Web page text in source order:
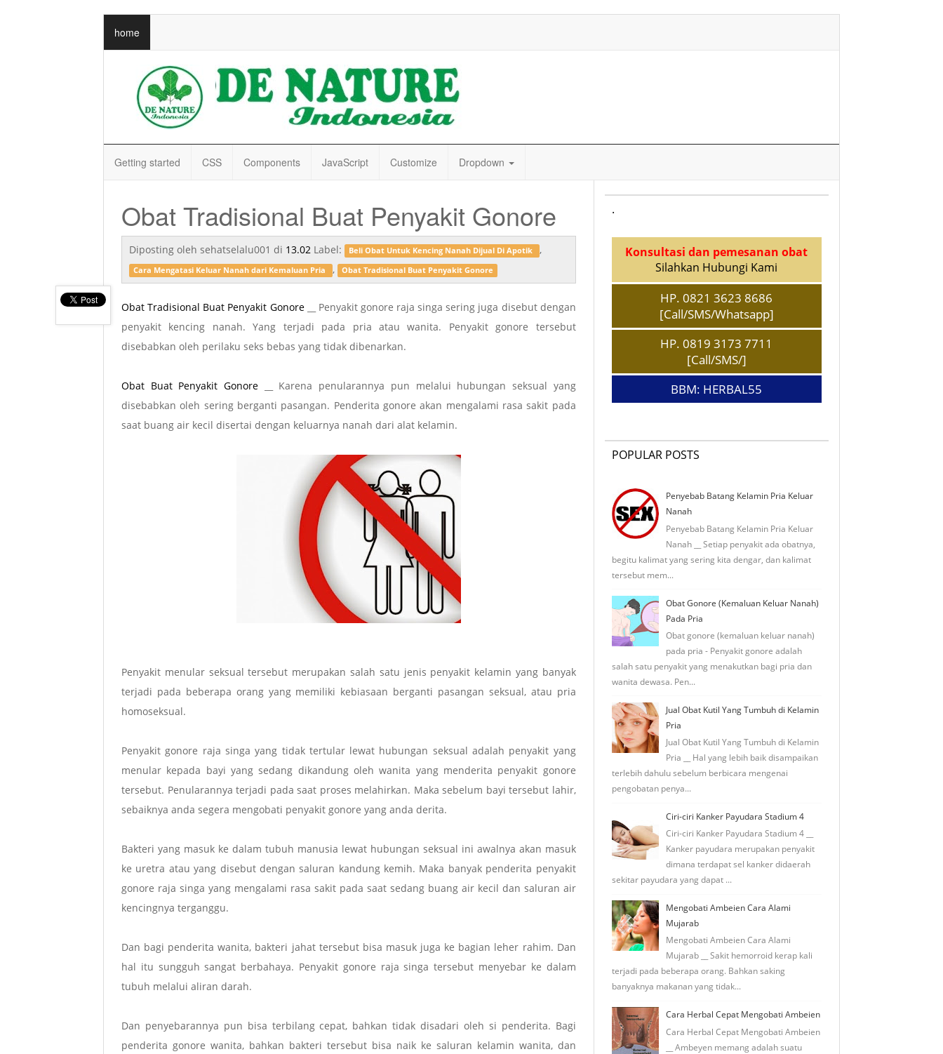
home
Getting started CSS Components JavaScript Customize Dropdown
Obat Tradisional Buat Penyakit Gonore
Diposting oleh sehatselalu001 di 13.02 Label: Beli Obat Untuk Kencing Nanah Dijual Di Apotik ,
Cara Mengatasi Keluar Nanah dari Kemaluan Pria , Obat Tradisional Buat Penyakit Gonore
Obat Tradisional Buat Penyakit Gonore__ Penyakit gonore raja singa sering juga disebut dengan
penyakit kencing nanah. Yang terjadi pada pria atau wanita. Penyakit gonore tersebut
disebabkan oleh perilaku seks bebas yang tidak dibenarkan.
Obat Buat Penyakit Gonore __ Karena penularannya pun melalui hubungan seksual yang
disebabkan oleh sering berganti pasangan. Penderita gonore akan mengalami rasa sakit pada
saat buang air kecil disertai dengan keluarnya nanah dari alat kelamin.
Penyakit menular seksual tersebut merupakan salah satu jenis penyakit kelamin yang banyak
terjadi pada beberapa orang yang memiliki kebiasaan berganti pasangan seksual, atau pria
homoseksual.
Penyakit gonore raja singa yang tidak tertular lewat hubungan seksual adalah penyakit yang
menular kepada bayi yang sedang dikandung oleh wanita yang menderita penyakit gonore
tersebut. Penularannya terjadi pada saat proses melahirkan. Maka sebelum bayi tersebut lahir,
sebaiknya anda segera mengobati penyakit gonore yang anda derita.
Bakteri yang masuk ke dalam tubuh manusia lewat hubungan seksual ini awalnya akan masuk
ke uretra atau yang disebut dengan saluran kandung kemih. Maka banyak penderita penyakit
gonore raja singa yang mengalami rasa sakit pada saat sedang buang air kecil dan saluran air
kencingnya terganggu.
Dan bagi penderita wanita, bakteri jahat tersebut bisa masuk juga ke bagian leher rahim. Dan
hal itu sungguh sangat berbahaya. Penyakit gonore raja singa tersebut menyebar ke dalam
tubuh melalui aliran darah.
Dan penyebarannya pun bisa terbilang cepat, bahkan tidak disadari oleh si penderita. Bagi
penderita gonore wanita, bahkan bakteri tersebut bisa naik ke saluran kelamin wanita, dan
.
Konsultasi dan pemesanan obat
Silahkan Hubungi Kami
HP. 0821 3623 8686
[Call/SMS/Whatsapp]
HP. 0819 3173 7711
[Call/SMS/]
BBM: HERBAL55
POPULAR POSTS
Penyebab Batang Kelamin Pria Keluar
Nanah
Penyebab Batang Kelamin Pria Keluar
Nanah __ Setiap penyakit ada obatnya,
begitu kalimat yang sering kita dengar, dan kalimat
tersebut mem...
Obat Gonore (Kemaluan Keluar Nanah)
Pada Pria
Obat gonore (kemaluan keluar nanah)
pada pria - Penyakit gonore adalah
salah satu penyakit yang menakutkan bagi pria dan
wanita dewasa. Pen...
Jual Obat Kutil Yang Tumbuh di Kelamin
Pria
Jual Obat Kutil Yang Tumbuh di Kelamin
Pria __ Hal yang lebih baik disampaikan
terlebih dahulu sebelum berbicara mengenai
pengobatan penya...
Ciri-ciri Kanker Payudara Stadium 4
Ciri-ciri Kanker Payudara Stadium 4 __
Kanker payudara merupakan penyakit
dimana terdapat sel kanker didaerah
sekitar payudara yang dapat ...
Mengobati Ambeien Cara Alami
Mujarab
Mengobati Ambeien Cara Alami
Mujarab __ Sakit hemorroid kerap kali
terjadi pada beberapa orang. Bahkan saking
banyaknya makanan yang tidak...
Cara Herbal Cepat Mengobati Ambeien
Cara Herbal Cepat Mengobati Ambeien
__ Ambeyen memang adalah suatu